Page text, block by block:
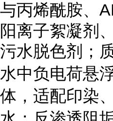
与丙烯酰胺、
阳离子絮凝剂
污水脱色剂 ；
水中负电荷悬
体，适配印染